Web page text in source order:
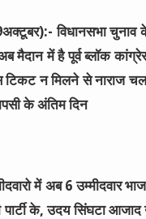
विधानसभा चुनाव
अब मैदान में है पूर्व ब्लॉक
न मिलने से नाराज
के अंतिम दिन
में अब 6 उम्मीदवार
के, उदय सिंघटा आजाद